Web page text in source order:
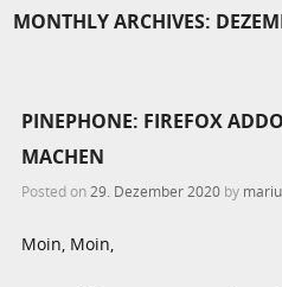
MONTHLY ARCHIVES:
PINEPHONE: FIREFOX
MACHEN
Posted on 29. Dezember 2020 by
Moin, Moin,